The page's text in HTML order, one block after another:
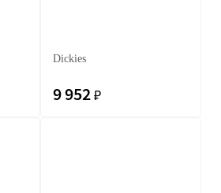
Dickies
9 952 ₽